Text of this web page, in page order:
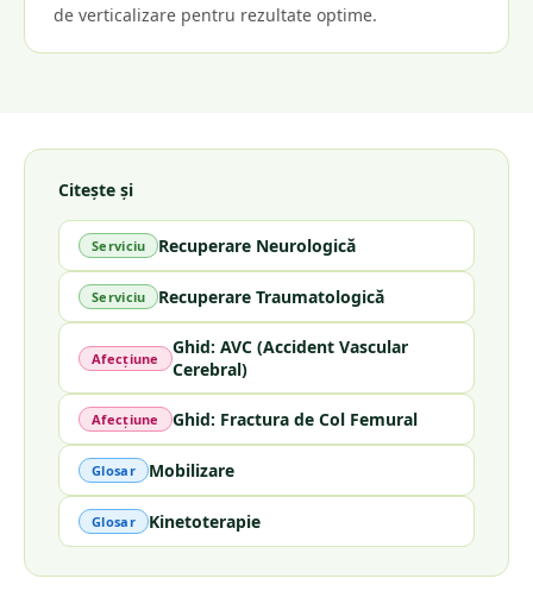
de verticalizare pentru rezultate optime.
Citește și
Serviciu Recuperare Neurologică
Serviciu Recuperare Traumatologică
Afecțiune
Ghid: AVC (Accident Vascular
Cerebral)
Afecțiune Ghid: Fractura de Col Femural
Glosar Mobilizare
Glosar Kinetoterapie